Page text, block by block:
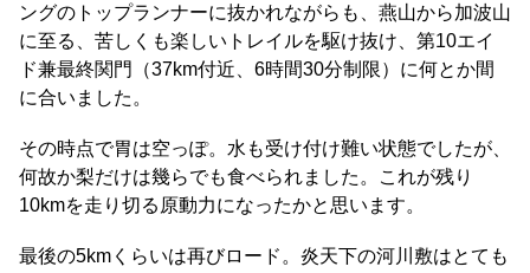
ングのトップランナーに抜かれながらも、燕山から加波山
に至る、苦しくも楽しいトレイルを駆け抜け、第10エイ
ド兼最終関門（37km付近、6時間30分制限）に何とか間
に合いました。
その時点で胃は空っぽ。水も受け付け難い状態でしたが、
何故か梨だけは幾らでも食べられました。これが残り
10kmを走り切る原動力になったかと思います。
最後の5kmくらいは再びロード。炎天下の河川敷はとても